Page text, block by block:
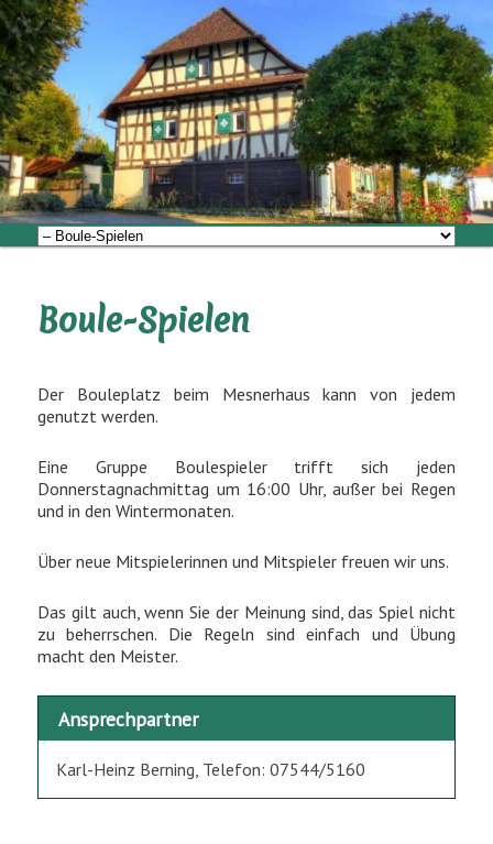
Zum
primären
Inhalt
springen
Mesnerhaus Bermatingen
Miteinander im Mesnerhaus
Hauptmenü
Boule-Spielen
Der Bouleplatz beim Mesnerhaus kann von jedem
genutzt werden.
Eine Gruppe Boulespieler trifft sich jeden
Donnerstagnachmittag um 16:00 Uhr, außer bei Regen
und in den Wintermonaten.
Über neue Mitspielerinnen und Mitspieler freuen wir uns.
Das gilt auch, wenn Sie der Meinung sind, das Spiel nicht
zu beherrschen. Die Regeln sind einfach und Übung
macht den Meister.
Ansprechpartner
Karl-Heinz Berning, Telefon: 07544/5160